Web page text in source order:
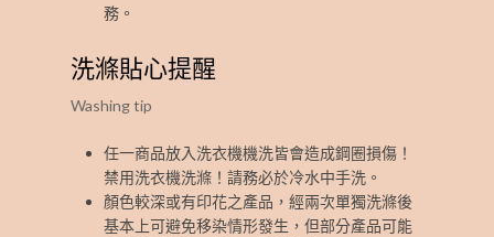
務。
洗滌貼心提醒
Washing tip
任一商品放入洗衣機機洗皆會造成鋼圈損傷！
禁用洗衣機洗滌！請務必於冷水中手洗。
顏色較深或有印花之產品，經兩次單獨洗滌後
基本上可避免移染情形發生，但部分產品可能